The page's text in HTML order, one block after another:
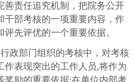
善责任追究机制，把院务公开
干部考核的一项重要内容，作
先评优的一个重要依据。
部门组织的考核中，对考核
作表现突出的工作人员,将作为
奖励的重要依据;在单位内部考